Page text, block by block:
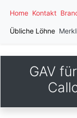
Home Kontakt
Übliche Löhne
GAV